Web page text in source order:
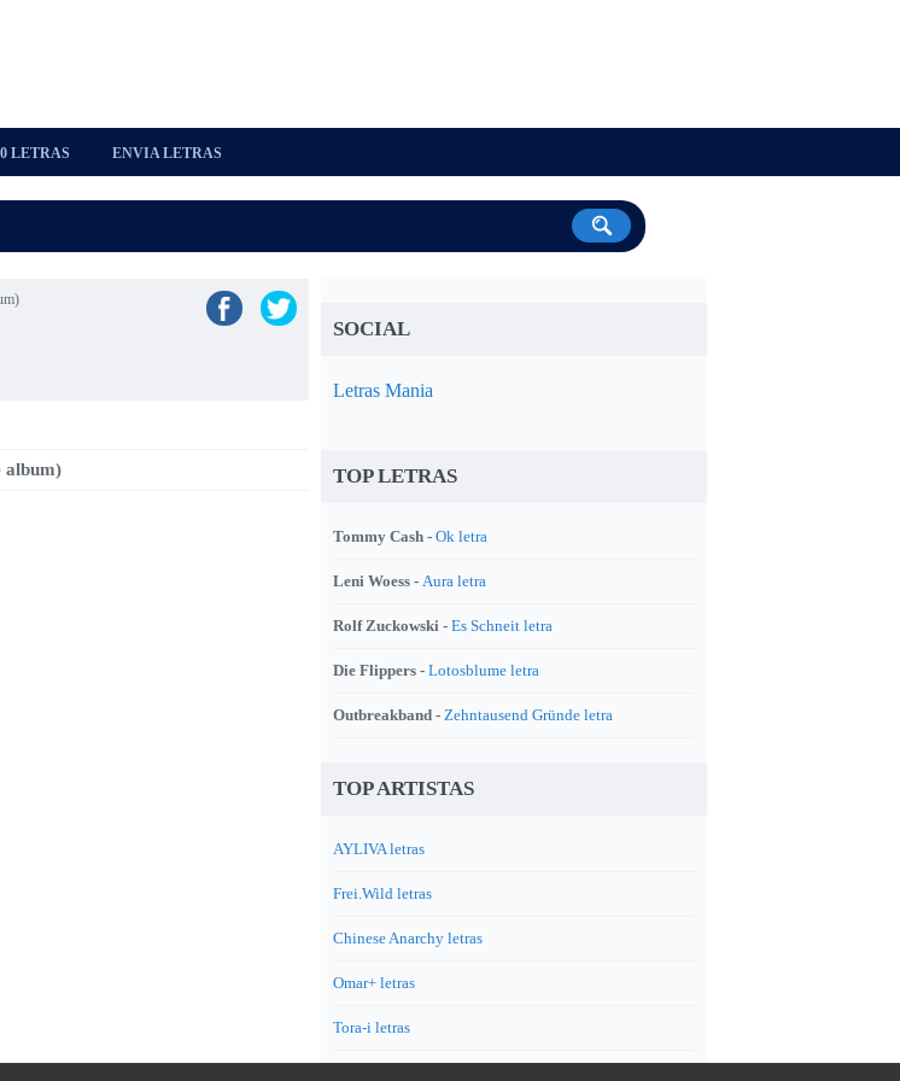
LETRAS ENVIA LETRAS
album)
SOCIAL
Letras Mania
TOP LETRAS
Tommy Cash - Ok letra
Leni Woess - Aura letra
Rolf Zuckowski - Es Schneit letra
Die Flippers - Lotosblume letra
Outbreakband - Zehntausend Gründe letra
TOP ARTISTAS
AYLIVA letras
Frei.Wild letras
Chinese Anarchy letras
Omar+ letras
Tora-i letras